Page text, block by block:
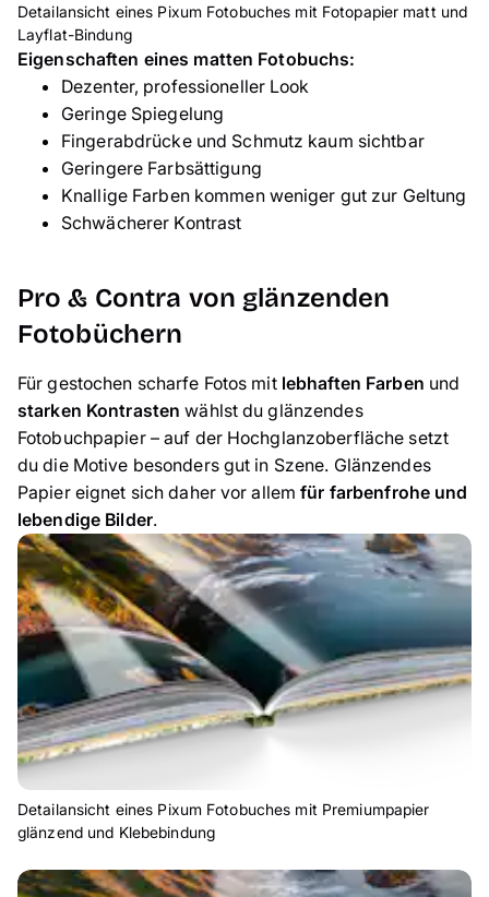
Detailansicht eines Pixum Fotobuches mit Fotopapier matt und
Layflat-Bindung
Eigenschaften eines matten Fotobuchs:
Dezenter, professioneller Look
Geringe Spiegelung
Fingerabdrücke und Schmutz kaum sichtbar
Geringere Farbsättigung
Knallige Farben kommen weniger gut zur Geltung
Schwächerer Kontrast
Pro & Contra von glänzenden
Fotobüchern
Für gestochen scharfe Fotos mit lebhaften Farben und
starken Kontrasten wählst du glänzendes
Fotobuchpapier – auf der Hochglanzoberfläche setzt
du die Motive besonders gut in Szene. Glänzendes
Papier eignet sich daher vor allemfür farbenfrohe und
lebendige Bilder.
Detailansicht eines Pixum Fotobuches mit Premiumpapier
glänzend und Klebebindung